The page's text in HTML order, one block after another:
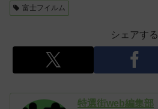
富士フイルム
シェアする
特選街web編集部